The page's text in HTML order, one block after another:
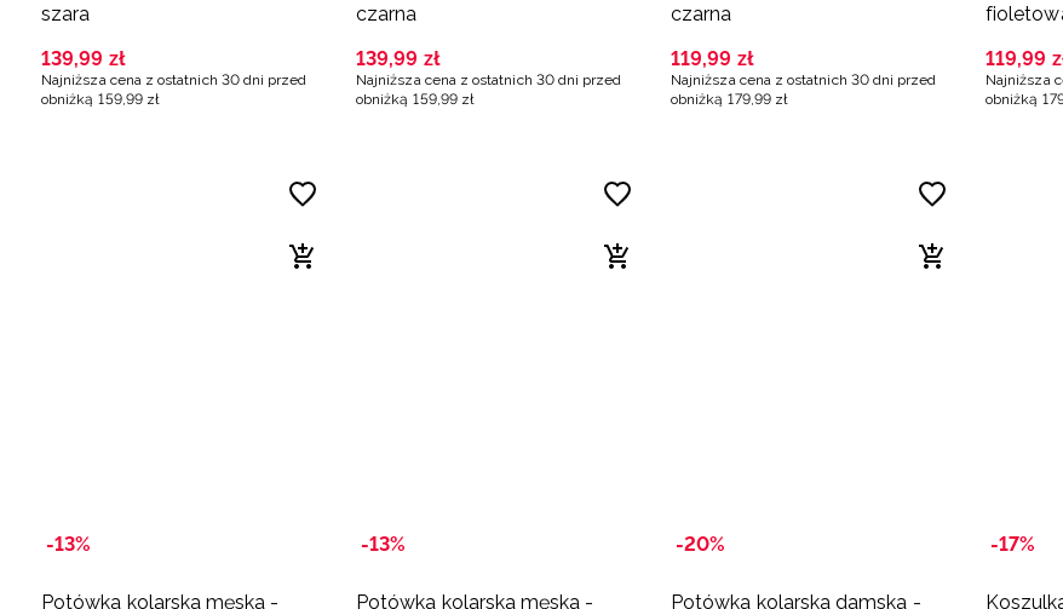
szara
139,99 zł
Najniższa cena z ostatnich 30 dni przed
obniżką 159, 99 zł
czarna
139,99 zł
Najniższa cena z ostatnich 30 dni przed
obniżką 159, 99 zł
czarna
119,99 zł
Najniższa cena z ostatnich 30 dni przed
obniżką 179, 99 zł
119,99
Najniższa
obniżką
-13%
Potówka kolarska męska -
-13%
Potówka kolarska męska -
-20%
Potówka kolarska damska -
-17%